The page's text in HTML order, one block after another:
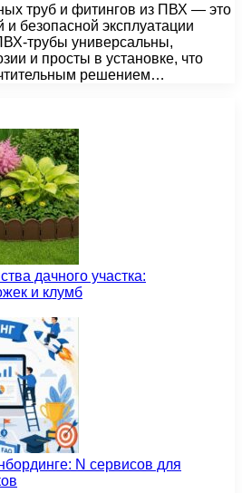
труб и фитингов из ПВХ — это
и безопасной эксплуатации
трубы универсальны,
и просты в установке, что
решением…
дачного участка:
и клумб
N сервисов для